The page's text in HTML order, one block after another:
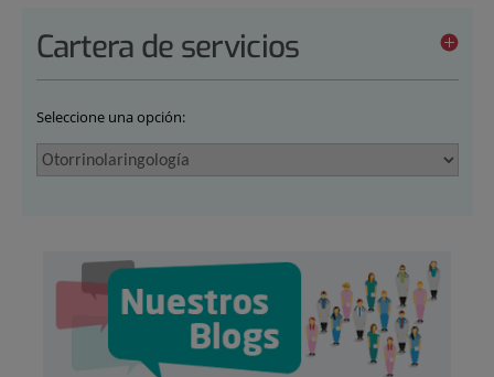
Cartera de servicios
Seleccione una opción: